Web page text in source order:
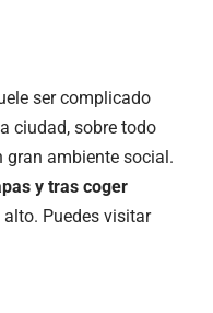
ser complicado
ciudad, sobre todo
gran ambiente social.
y tras coger
Puedes visitar